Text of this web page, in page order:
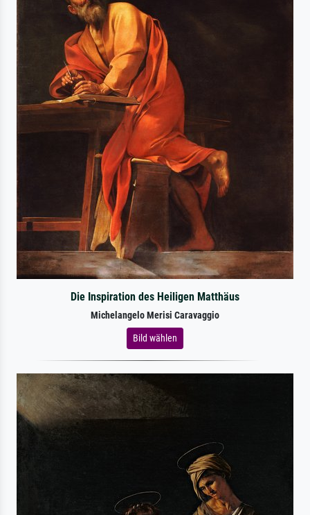
Die Inspiration des Heiligen Matthäus
Michelangelo Merisi Caravaggio
Bild wählen